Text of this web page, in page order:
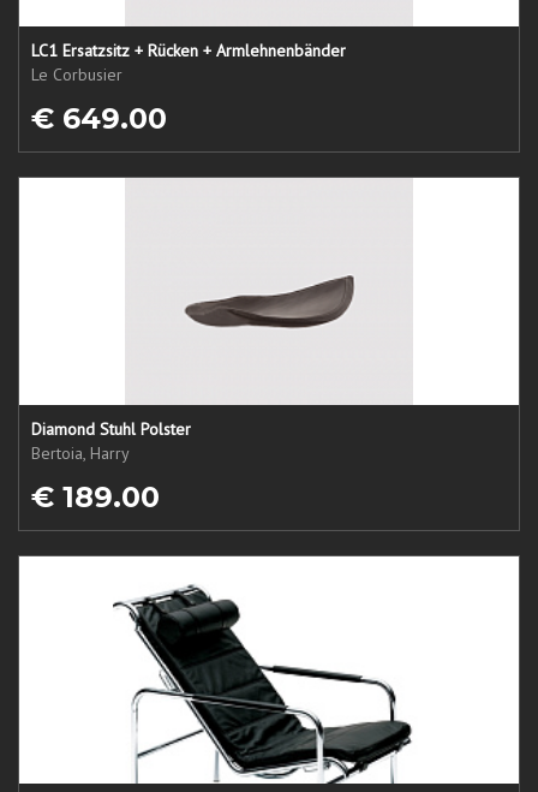
LC1 Ersatzsitz + Rücken + Armlehnenbänder
Le Corbusier
€ 649.00
Diamond Stuhl Polster
Bertoia, Harry
€ 189.00